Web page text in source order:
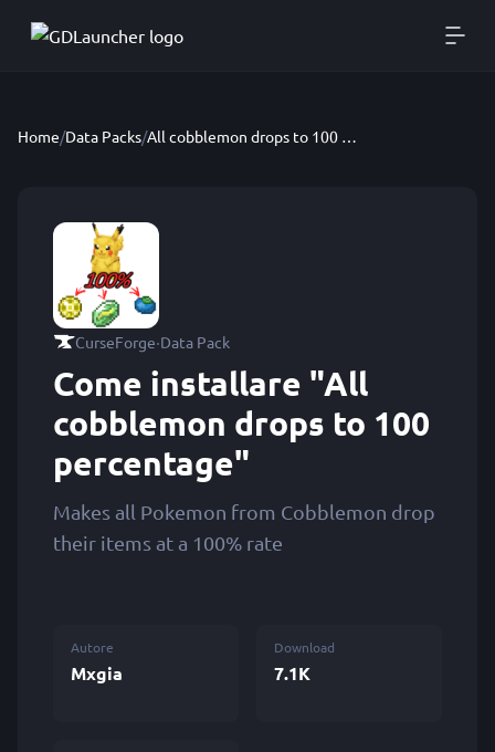
Home/Data Packs/ All cobblemon drops to 100 percentage
CurseForge·Data Pack
Come installare "All
cobblemon drops to 100
percentage"
Makes all Pokemon from Cobblemon drop
their items at a 100% rate
Autore
Mxgia
Download
7.1K